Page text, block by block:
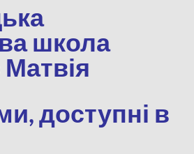
школа
доступні в